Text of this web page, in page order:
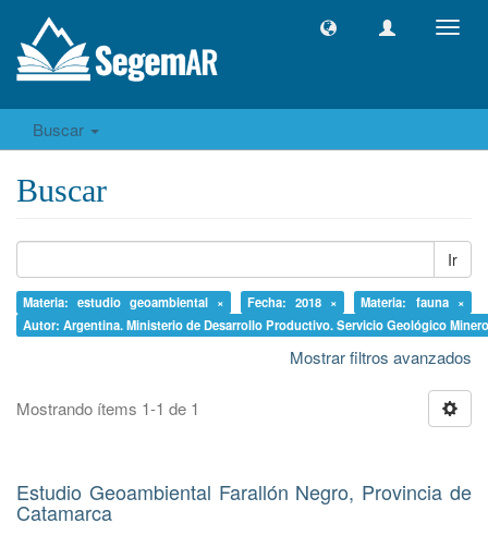
Buscar
Buscar
Ir
Materia: estudio geoambiental × Fecha: 2018 ×
Materia: fauna ×
Autor: Argentina. Ministerio de Desarrollo Productivo. Servicio Geológico
Mostrar filtros avanzados
Mostrando ítems 1-1 de 1
Estudio Geoambiental Farallón Negro, Provincia de
Catamarca